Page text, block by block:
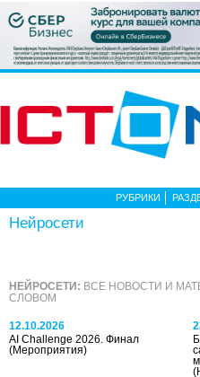
РУБРИКИ
Нейросети
НЕЙРОСЕТИ: ВСЕ НОВОСТИ И
СЛОВОМ
12.10.2026
AI Challenge 2026. Финал
(Мероприятия)